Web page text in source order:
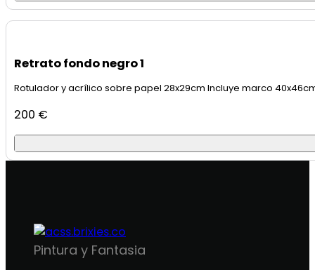
Retrato fondo negro 1
Rotulador y acrílico sobre papel 28x29cm Incluye marco
200 €
Pintura y Fantasia